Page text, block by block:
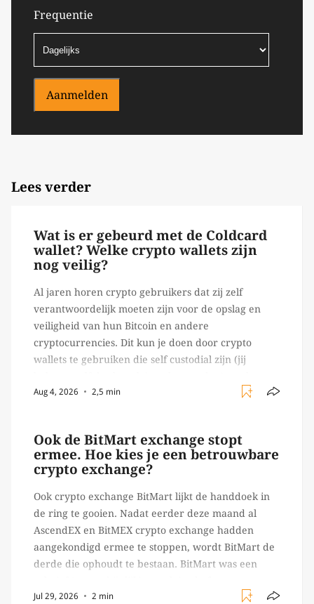
Frequentie
Aanmelden
Lees verder
Wat is er gebeurd met de Coldcard
wallet? Welke crypto wallets zijn
nog veilig?
Al jaren horen crypto gebruikers dat zij zelf
verantwoordelijk moeten zijn voor de opslag en
veiligheid van hun Bitcoin en andere
cryptocurrencies. Dit kun je doen door crypto
wallets te gebruiken die self custodial zijn (jij
Ledger of Trezor bijvoorbeeld. Echter, op 29 juli
Aug 4, 2026 2,5 min
Ook de BitMart exchange stopt
ermee. Hoe kies je een betrouwbare
crypto exchange?
Ook crypto exchange BitMart lijkt de handdoek in
de ring te gooien. Nadat eerder deze maand al
AscendEX en BitMEX crypto exchange hadden
aangekondigd ermee te stoppen, wordt BitMart de
derde die ophoudt te bestaan. BitMart was een
crypto handelaren terecht konden om te handelen
Jul 29, 2026 2 min